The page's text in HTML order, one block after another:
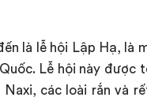
là lễ hội Lập Hạ,
Lễ hội này
các loài rắn và